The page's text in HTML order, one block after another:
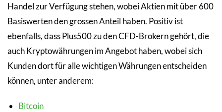
Handel zur Verfügung stehen, wobei Aktien mit über 600
Basiswerten den grossen Anteil haben. Positiv ist
ebenfalls, dass Plus500 zu den CFD-Brokern gehört, die
auch Kryptowährungen im Angebot haben, wobei sich
Kunden dort für alle wichtigen Währungen entscheiden
können, unter anderem:
Bitcoin